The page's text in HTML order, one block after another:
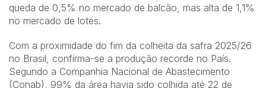
queda de 0,5% no mercado de balcão, mas alta de 1,1%
no mercado de lotes.
Com a proximidade do fim da colheita da safra 2025/26
no Brasil, confirma-se a produção recorde no País.
Segundo a Companhia Nacional de Abastecimento
(Conab), 99% da área havia sido colhida até 22 de